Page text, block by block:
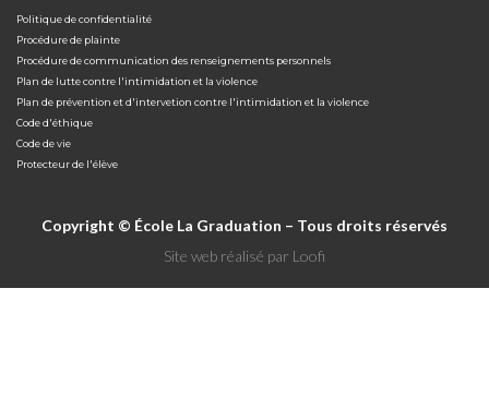
Politique de confidentialité
Procédure de plainte
Procédure de communication des renseignements personnels
Plan de lutte contre l'intimidation et la violence
Plan de prévention et d'intervetion contre l'intimidation et la violence
Code d'éthique
Code de vie
Protecteur de l'élève
Copyright © École La Graduation – Tous droits réservés
Site web réalisé par Loofi